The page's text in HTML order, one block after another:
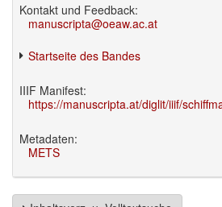
Kontakt und Feedback:
manuscripta@oeaw.ac.at
Startseite des Bandes
IIIF Manifest:
https://manuscripta.at/diglit/iiif/
Metadaten:
METS